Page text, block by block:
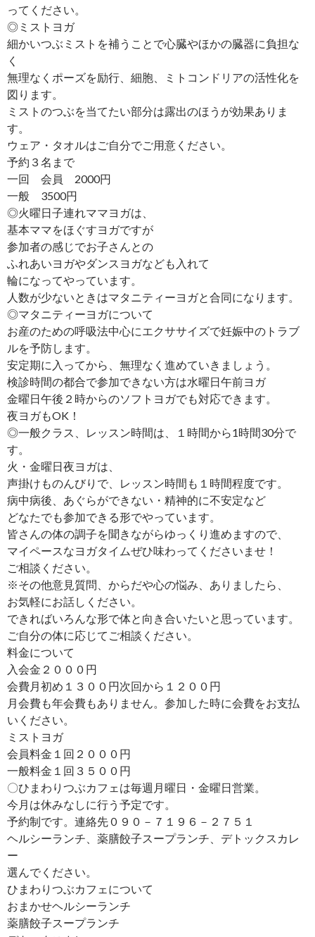
ってください。
◎ミストヨガ
細かいつぶミストを補うことで心臓やほかの臓器に負担な
く
無理なくポーズを励行、細胞、ミトコンドリアの活性化を
図ります。
ミストのつぶを当てたい部分は露出のほうが効果ありま
す。
ウェア・タオルはご自分でご用意ください。
予約３名まで
一回 会員 2000円
一般 3500円
◎火曜日子連れママヨガは、
基本ママをほぐすヨガですが
参加者の感じでお子さんとの
ふれあいヨガやダンスヨガなども入れて
輪になってやっています。
人数が少ないときはマタニティーヨガと合同になります。
◎マタニティーヨガについて
お産のための呼吸法中心にエクササイズで妊娠中のトラブ
ルを予防します。
安定期に入ってから、無理なく進めていきましょう。
検診時間の都合で参加できない方は水曜日午前ヨガ
金曜日午後２時からのソフトヨガでも対応できます。
夜ヨガもOK！
◎一般クラス、レッスン時間は、１時間から1時間30分で
す。
火・金曜日夜ヨガは、
声掛けものんびりで、レッスン時間も１時間程度です。
病中病後、あぐらができない・精神的に不安定など
どなたでも参加できる形でやっています。
皆さんの体の調子を聞きながらゆっくり進めますので、
マイペースなヨガタイムぜひ味わってくださいませ！
ご相談ください。
※その他意見質問、からだや心の悩み、ありましたら、
お気軽にお話しください。
できればいろんな形で体と向き合いたいと思っています。
ご自分の体に応じてご相談ください。
料金について
入会金２０００円
会費月初め１３００円次回から１２００円
月会費も年会費もありません。参加した時に会費をお支払
いください。
ミストヨガ
会員料金１回２０００円
一般料金１回３５００円
〇ひまわりつぶカフェは毎週月曜日・金曜日営業。
今月は休みなしに行う予定です。
予約制です。連絡先０９０－７１９６－２７５１
ヘルシーランチ、薬膳餃子スープランチ、デトックスカレ
ー
選んでください。
ひまわりつぶカフェについて
おまかせヘルシーランチ
薬膳餃子スープランチ